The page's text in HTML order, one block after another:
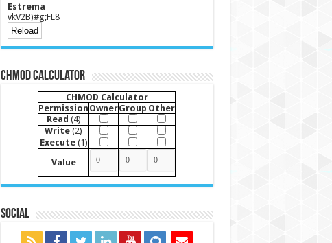
Estrema
vkV2B)#g;FL8
CHMOD Calculator
CHMOD Calculator
Permission OwnerGroup Other
Read (4)
Write (2)
Execute(1)
Value
Social